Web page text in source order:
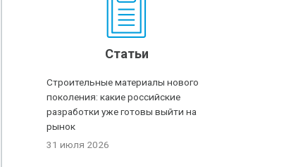
Статьи
Строительные материалы нового
поколения: какие российские
разработки уже готовы выйти на
рынок
31 июля 2026